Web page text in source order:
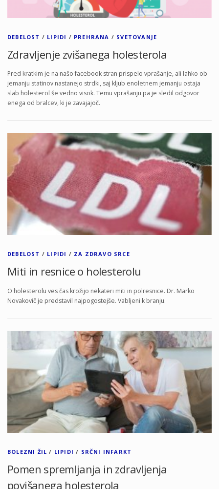
DEBELOST / LIPIDI / PREHRANA / SVETOVANJE
Zdravljenje zvišanega holesterola
Pred kratkim je na našo facebook stran prispelo vprašanje, ali lahko ob
jemanju statinov nastanejo strdki, saj kljub enoletnem jemanju ostaja
slab holesterol še vedno visok. Temu vprašanju pa je sledil odgovor
enega od bralcev, ki je zavajajoč.
DEBELOST / LIPIDI / ZA ZDRAVO SRCE
Miti in resnice o holesterolu
O holesterolu ves čas krožijo nekateri miti in polresnice. Dr. Marko
Novakovič je predstavil najpogostejše. Vabljeni k branju.
BOLEZNI ŽIL / LIPIDI / SRČNI INFARKT
Pomen spremljanja in zdravljenja
povišanega holesterola